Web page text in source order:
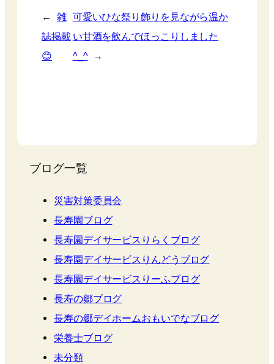
←
雑
誌掲載
😊
可愛いひな祭り飾りを見ながら温か
い甘酒を飲んでほっこりしました
^_^
→
ブログ一覧
災害対策委員会
長寿園ブログ
長寿園デイサービスりらくブログ
長寿園デイサービスりんどうブログ
長寿園デイサービスりーふブログ
長寿の郷ブログ
長寿の郷デイホームおもいでなブログ
栄養士ブログ
未分類